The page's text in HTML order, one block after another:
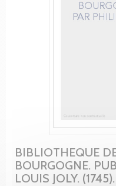
BIBLIOTHEQUE
BOURGOGNE.
LOUIS JOLY. (1745).